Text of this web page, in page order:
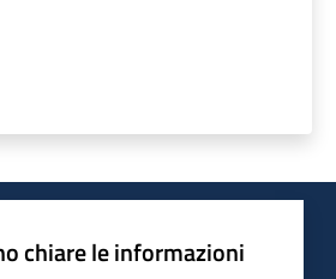
chiare le informazioni